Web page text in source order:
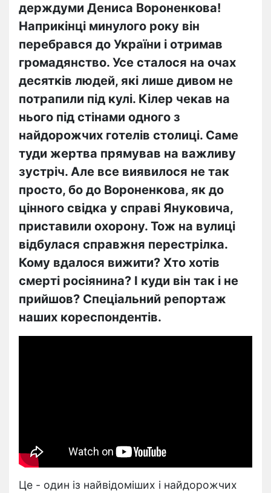
держдуми Дениса Вороненкова!
Наприкінці минулого року він
перебрався до України і отримав
громадянство. Усе сталося на очах
десятків людей, які лише дивом не
потрапили під кулі. Кілер чекав на
нього під стінами одного з
найдорожчих готелів столиці. Саме
туди жертва прямував на важливу
зустріч. Але все виявилося не так
просто, бо до Вороненкова, як до
цінного свідка у справі Януковича,
приставили охорону. Тож на вулиці
відбулася справжня перестрілка.
Кому вдалося вижити? Хто хотів
смерті росіянина? І куди він так і не
прийшов? Спеціальний репортаж
наших кореспондентів.
Це - один із найвідоміших і найдорожчих